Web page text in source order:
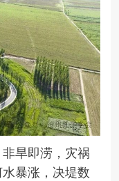
旱即涝，灾祸
暴涨，决堤数